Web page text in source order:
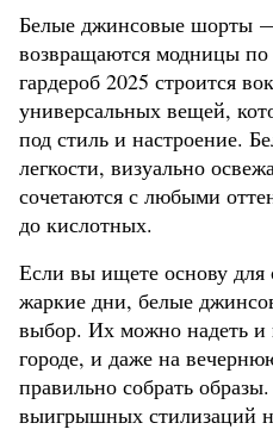
Белые джинсовые шорты
возвращаются модницы
гардероб 2025 строится
универсальных вещей,
под стиль и настроение.
легкости, визуально
сочетаются с любыми
до кислотных.
Если вы ищете основу для
жаркие дни, белые
выбор. Их можно надеть и
городе, и даже на
правильно собрать
выигрышных стилизаций